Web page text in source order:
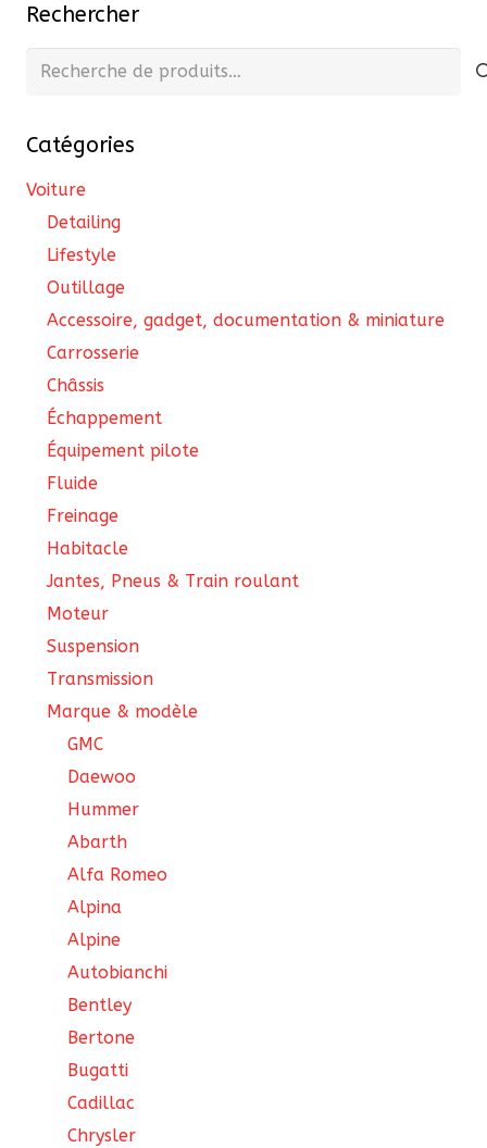
Rechercher
Recherche
Catégories
Voiture
Detailing
Lifestyle
Outillage
Accessoire, gadget, documentation & miniature
Carrosserie
Châssis
Échappement
Équipement pilote
Fluide
Freinage
Habitacle
Jantes, Pneus & Train roulant
Moteur
Suspension
Transmission
Marque & modèle
GMC
Daewoo
Hummer
Abarth
Alfa Romeo
Alpina
Alpine
Autobianchi
Bentley
Bertone
Bugatti
Cadillac
Chrysler